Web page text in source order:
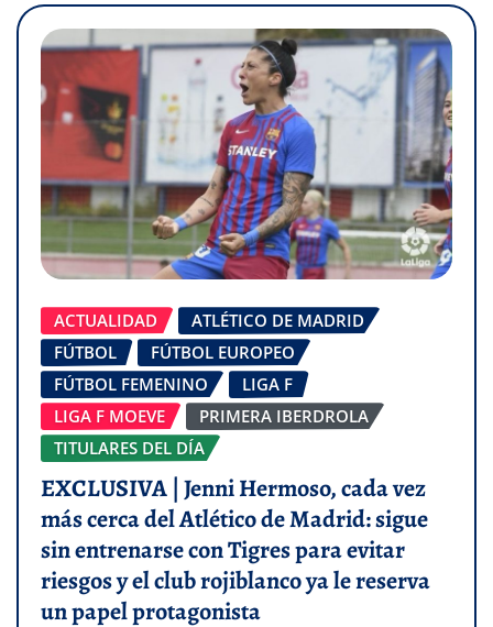
ACTUALIDAD
ATLÉTICO DE MADRID
FÚTBOL
FÚTBOL EUROPEO
FÚTBOL FEMENINO
LIGA F
LIGA F MOEVE
PRIMERA IBERDROLA
TITULARES DEL DÍA
EXCLUSIVA | Jenni Hermoso, cada vez
más cerca del Atlético de Madrid: sigue
sin entrenarse con Tigres para evitar
riesgos y el club rojiblanco ya le reserva
un papel protagonista